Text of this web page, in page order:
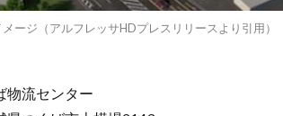
ージ（アルフレッサHDプレスリリースより引用）
流センター